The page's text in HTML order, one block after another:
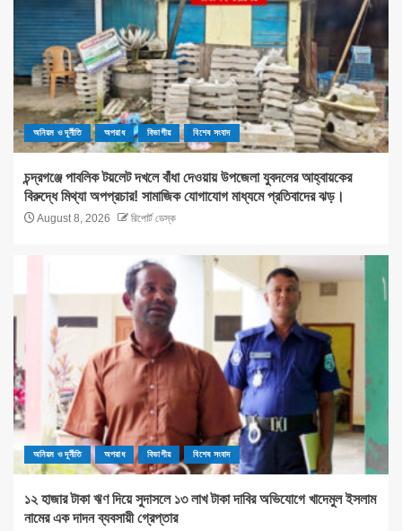
অনিয়ম ও দূর্নীতি অপরাধ বিভাগীয় বিশেষ সংবাদ
চন্দ্রগঞ্জে পাবলিক টয়লেট দখলে বাঁধা দেওয়ায় উপজেলা যুবদলের আহ্বায়কের
বিরুদ্ধে মিথ্যা অপপ্রচার! সামাজিক যোগাযোগ মাধ্যমে প্রতিবাদের ঝড়।
August 8, 2026 রিপোর্ট ডেস্ক
অনিয়ম ও দূর্নীতি অপরাধ বিভাগীয় বিশেষ সংবাদ
১২ হাজার টাকা ঋণ দিয়ে সুদাসলে ১৩ লাখ টাকা দাবির অভিযোগে খাদেমুল ইসলাম
নামের এক দাদন ব্যবসায়ী গ্রেপ্তার